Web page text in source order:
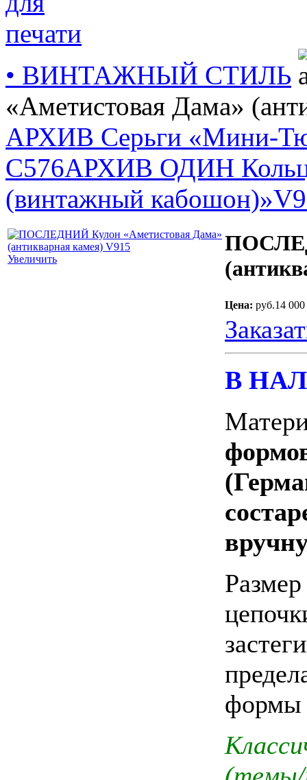
• ВИНТАЖНЫЙ СТИЛЬ
«Аметистовая Дама»
АРХИВ Серьги «Мини-
С576АРХИВ ОДИН
(винтажный
Увеличить
Цена: руб.14 000
В
формы